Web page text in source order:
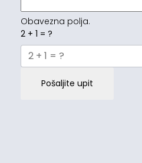
Obavezna polja.
2 + 1 = ?
Pošaljite upit